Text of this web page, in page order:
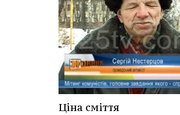
Ціна сміття